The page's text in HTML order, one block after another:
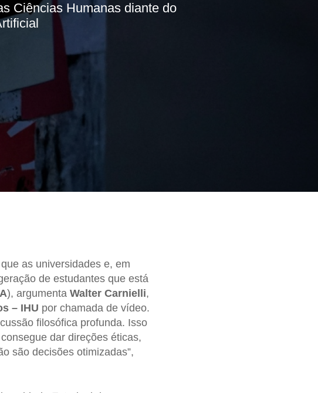
Ciências Humanas diante do
as universidades e, em
de estudantes que está
), argumenta Walter Carnielli,
– IHU por chamada de vídeo.
filosófica profunda. Isso
dar direções éticas,
são decisões otimizadas”,